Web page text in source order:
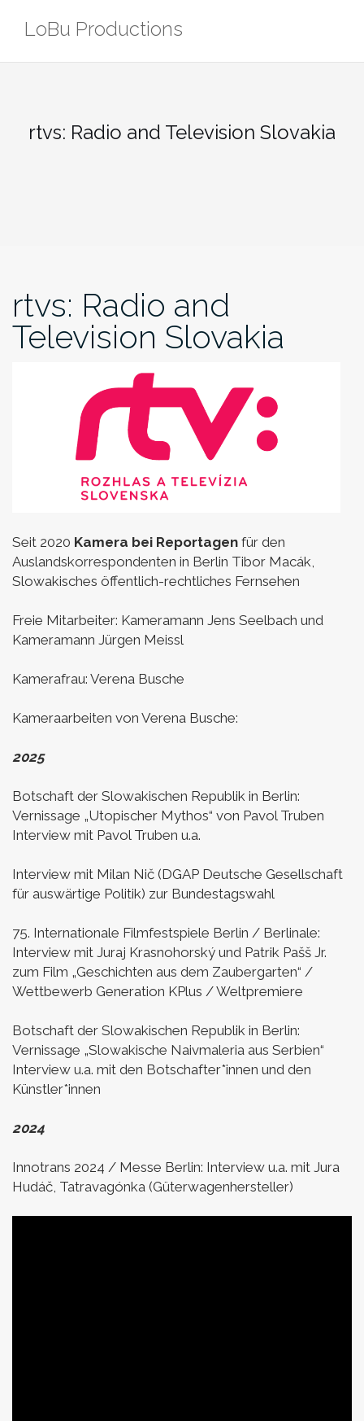
LoBu Productions
rtvs: Radio and Television Slovakia
rtvs: Radio and
Television Slovakia
Seit 2020 Kamera bei Reportagen für den
Auslandskorrespondenten in Berlin Tibor Macák,
Slowakisches öffentlich-rechtliches Fernsehen
Freie Mitarbeiter: Kameramann Jens Seelbach und
Kameramann Jürgen Meissl
Kamerafrau: Verena Busche
Kameraarbeiten von Verena Busche:
2025
Botschaft der Slowakischen Republik in Berlin:
Vernissage „Utopischer Mythos“ von Pavol Truben
Interview mit Pavol Truben u.a.
Interview mit Milan Nič (DGAP Deutsche Gesellschaft
für auswärtige Politik) zur Bundestagswahl
75. Internationale Filmfestspiele Berlin / Berlinale:
Interview mit Juraj Krasnohorský und Patrik Pašš Jr.
zum Film „Geschichten aus dem Zaubergarten“ /
Wettbewerb Generation KPlus /Weltpremiere
Botschaft der Slowakischen Republik in Berlin:
Vernissage „Slowakische Naivmaleria aus Serbien“
Interview u.a. mit den Botschafter*innen und den
Künstler*innen
2024
Innotrans 2024 / Messe Berlin: Interview u.a. mit Jura
Hudáč, Tatravagónka (Güterwagenhersteller)